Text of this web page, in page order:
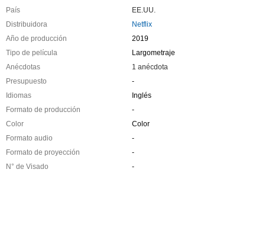
País
EE.UU.
Distribuidora
Netflix
Año de producción
2019
Tipo de película
Largometraje
Anécdotas
1 anécdota
Presupuesto
-
Idiomas
Inglés
Formato de producción
-
Color
Color
Formato audio
-
Formato de proyección
-
N° de Visado
-